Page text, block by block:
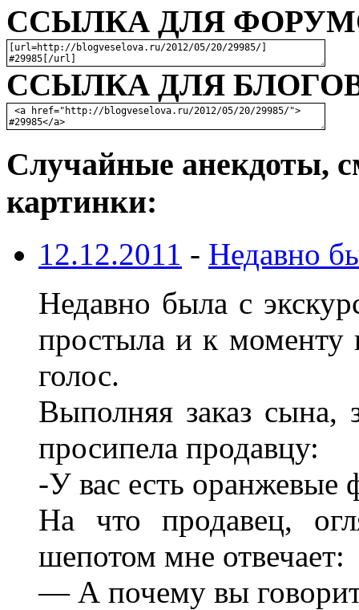
ССЫЛКА ДЛЯ
ССЫЛКА ДЛЯ БЛОГОВ
Случайные анекдоты,
картинки:
12.12.2011 - Недавно
Недавно была с
простыла и к моменту
голос.
Выполняя заказ
просипела продавцу:
-У вас есть оранжевые
На что продавец,
шепотом мне отвечает:
— А почему вы